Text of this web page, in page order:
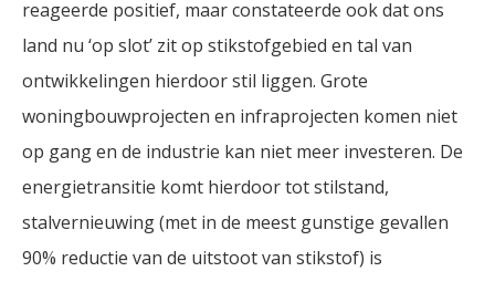
reageerde positief, maar constateerde ook dat ons
land nu ‘op slot’ zit op stikstofgebied en tal van
ontwikkelingen hierdoor stil liggen. Grote
woningbouwprojecten en infraprojecten komen niet
op gang en de industrie kan niet meer investeren. De
energietransitie komt hierdoor tot stilstand,
stalvernieuwing (met in de meest gunstige gevallen
90% reductie van de uitstoot van stikstof) is